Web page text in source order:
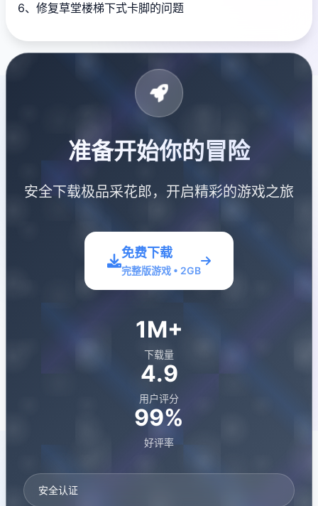
6、修复草堂楼梯下式卡脚的问题
准备开始你的冒险
安全下载极品采花郎，开启精彩的游戏之旅
免费下载
完整版游戏 • 2GB
1M+
下载量
4.9
用户评分
99%
好评率
安全认证